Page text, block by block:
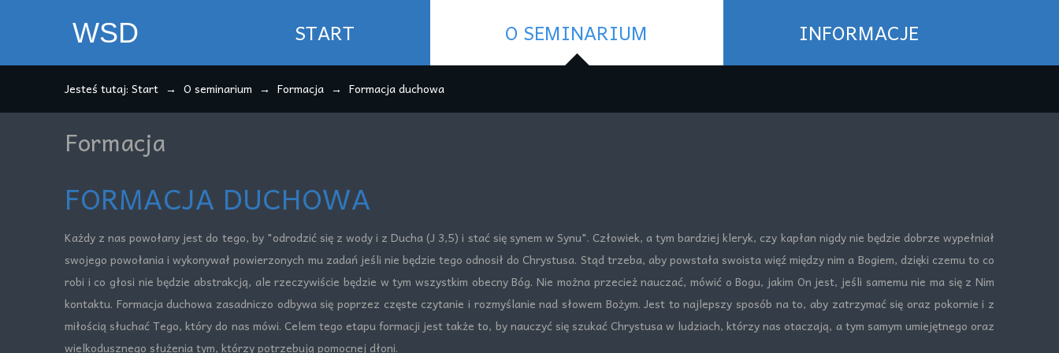
WSD START O SEMINARIUM INFORMACJE
Jesteś tutaj: Start O seminarium Formacja Formacja duchowa
Formacja
FORMACJA DUCHOWA
Każdy z nas powołany jest do tego, by "odrodzić się z wody i z Ducha (J 3,5) i stać się synem w Synu". Człowiek, a tym bardziej kleryk, czy kapłan nigdy nie będzie dobrze wypełniał
swojego powołania i wykonywał powierzonych mu zadań jeśli nie będzie tego odnosił do Chrystusa. Stąd trzeba, aby powstała swoista więź między nim a Bogiem, dzięki czemu to co
robi i co głosi nie będzie abstrakcją, ale rzeczywiście będzie w tym wszystkim obecny Bóg. Nie można przecież nauczać, mówić o Bogu, jakim On jest, jeśli samemu nie ma się z Nim
kontaktu. Formacja duchowa zasadniczo odbywa się poprzez częste czytanie i rozmyślanie nad słowem Bożym. Jest to najlepszy sposób na to, aby zatrzymać się oraz pokornie i z
miłością słuchać Tego, który do nas mówi. Celem tego etapu formacji jest także to, by nauczyć się szukać Chrystusa w ludziach, którzy nas otaczają, a tym samym umiejętnego oraz
wielkodusznego służenia tym, którzy potrzebują pomocnej dłoni.